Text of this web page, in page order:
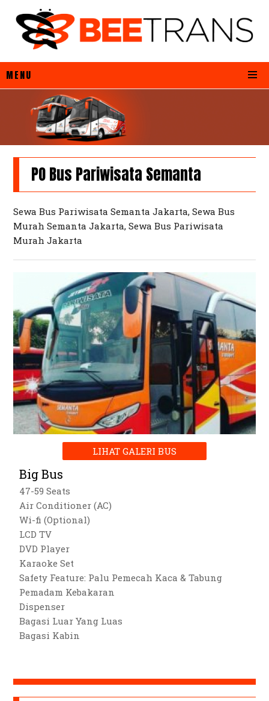
MENU
PO Bus Pariwisata Semanta
Sewa Bus Pariwisata Semanta Jakarta, Sewa Bus
Murah Semanta Jakarta, Sewa Bus Pariwisata
Murah Jakarta
LIHAT GALERI BUS
Big Bus
47-59 Seats
Air Conditioner (AC)
Wi-fi (Optional)
LCD TV
DVD Player
Karaoke Set
Safety Feature: Palu Pemecah Kaca & Tabung
Pemadam Kebakaran
Dispenser
Bagasi Luar Yang Luas
Bagasi Kabin